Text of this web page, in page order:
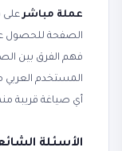
عملة مباشرعلى
الصفحة للحصول
فهم الفرق بين
المستخدم
أي صياغة قريبة
الأسئلة